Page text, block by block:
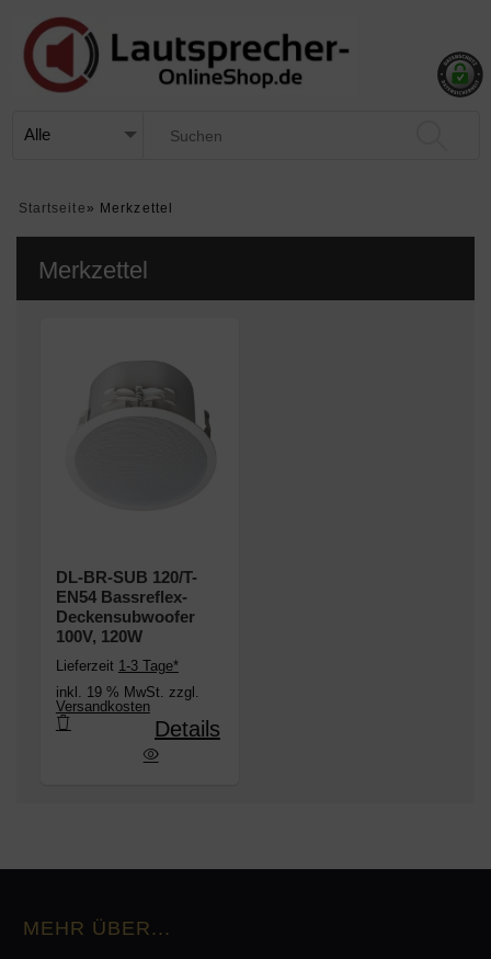
Startseite » Merkzettel
Merkzettel
DL-BR-SUB 120/T-
EN54 Bassreflex-
Deckensubwoofer
100V, 120W
Lieferzeit 1-3 Tage*
inkl. 19 % MwSt. zzgl.
Versandkosten
EN54 Bassreflex-Deckensubwoofer 100V, 120W
Details
MEHR ÜBER...